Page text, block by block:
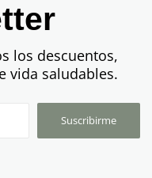
los descuentos,
vida saludables.
Suscribirme